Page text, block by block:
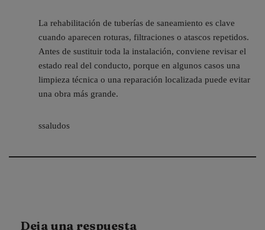
La rehabilitación de tuberías de saneamiento es clave
cuando aparecen roturas, filtraciones o atascos repetidos.
Antes de sustituir toda la instalación, conviene revisar el
estado real del conducto, porque en algunos casos una
limpieza técnica o una reparación localizada puede evitar
una obra más grande.
ssaludos
Deja una respuesta